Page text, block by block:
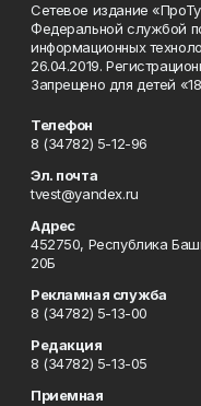
Сетевое издание
Федеральной службой
информационных
26.04.2019.
Запрещено для детей
Телефон
8 (34782) 5-12-96
Эл. почта
tvest@yandex.ru
Адрес
452750, Республика
20Б
Рекламная служба
8 (34782) 5-13-00
Редакция
8 (34782) 5-13-05
Приемная